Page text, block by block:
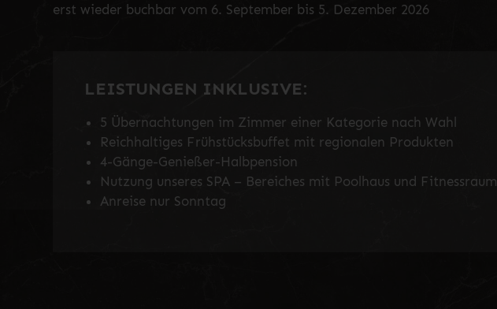
erst wieder buchbar vom 6. September bis 5. Dezember 2026
LEISTUNGEN INKLUSIVE:
5 Übernachtungen im Zimmer einer Kategorie nach Wahl
Reichhaltiges Frühstücksbuffet mit regionalen Produkten
4-Gänge-Genießer-Halbpension
Nutzung unseres SPA – Bereiches mit Poolhaus und Fitnessraum
Anreise nur Sonntag